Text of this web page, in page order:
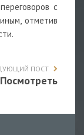
с
отметив
ПОСТ
Посмотреть